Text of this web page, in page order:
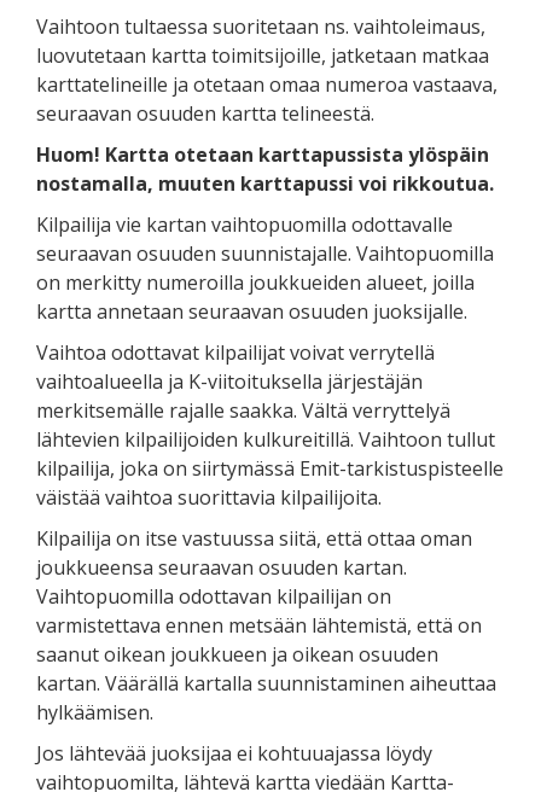
Vaihtoon tultaessa suoritetaan ns. vaihtoleimaus,
luovutetaan kartta toimitsijoille, jatketaan matkaa
karttatelineille ja otetaan omaa numeroa vastaava,
seuraavan osuuden kartta telineestä.
Huom! Kartta otetaan karttapussista ylöspäin
nostamalla, muuten karttapussi voi rikkoutua.
Kilpailija vie kartan vaihtopuomilla odottavalle
seuraavan osuuden suunnistajalle. Vaihtopuomilla
on merkitty numeroilla joukkueiden alueet, joilla
kartta annetaan seuraavan osuuden juoksijalle.
Vaihtoa odottavat kilpailijat voivat verrytellä
vaihtoalueella ja K-viitoituksella järjestäjän
merkitsemälle rajalle saakka. Vältä verryttelyä
lähtevien kilpailijoiden kulkureitillä. Vaihtoon tullut
kilpailija, joka on siirtymässä Emit-tarkistuspisteelle
väistää vaihtoa suorittavia kilpailijoita.
Kilpailija on itse vastuussa siitä, että ottaa oman
joukkueensa seuraavan osuuden kartan.
Vaihtopuomilla odottavan kilpailijan on
varmistettava ennen metsään lähtemistä, että on
saanut oikean joukkueen ja oikean osuuden
kartan. Väärällä kartalla suunnistaminen aiheuttaa
hylkäämisen.
Jos lähtevää juoksijaa ei kohtuuajassa löydy
vaihtopuomilta, lähtevä kartta viedään Kartta-